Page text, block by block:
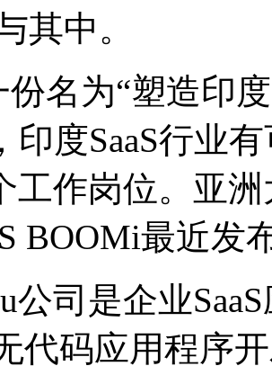
其中。
名为“塑造印
印度SaaS行业
工作岗位。亚
BOOMi最近发
公司是企业
代码应用程序